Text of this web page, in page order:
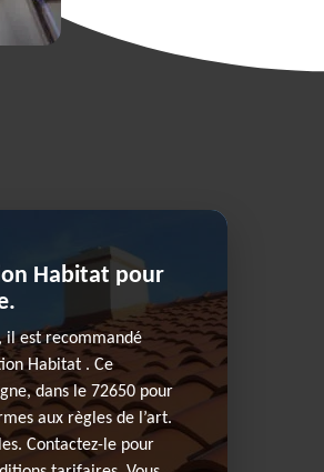
Habitat pour
il est recommandé
Habitat . Ce
dans le 72650 pour
aux règles de l’art.
Contactez-le pour